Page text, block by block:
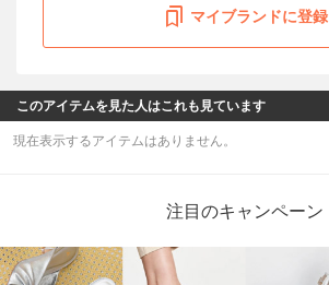
マイブランドに登録
このアイテムを見た人はこれも見ています
現在表示するアイテムはありません。
注目のキャンペーン